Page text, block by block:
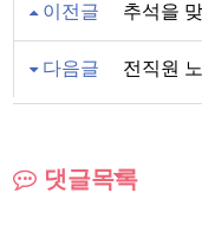
이전글 추석을
다음글
전직원
댓글목록